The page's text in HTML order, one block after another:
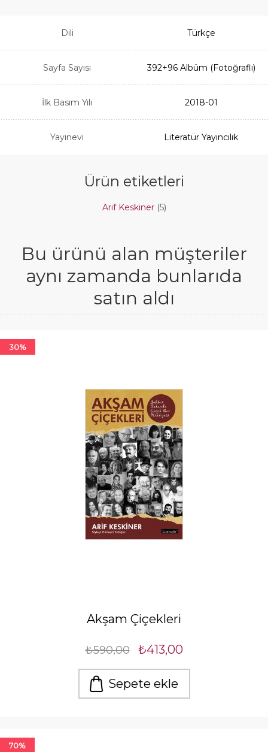
Dili Türkçe
Sayfa Sayısı 392+96 Albüm (Fotoğraflı)
İlk Basım Yılı 2018-01
Yayınevi Literatür Yayıncılık
Ürün etiketleri
Arif Keskiner (5)
Bu ürünü alan müşteriler
aynı zamanda bunlarıda
satın aldı
30%
Akşam Çiçekleri
₺590,00 ₺413,00
Sepete ekle
70%